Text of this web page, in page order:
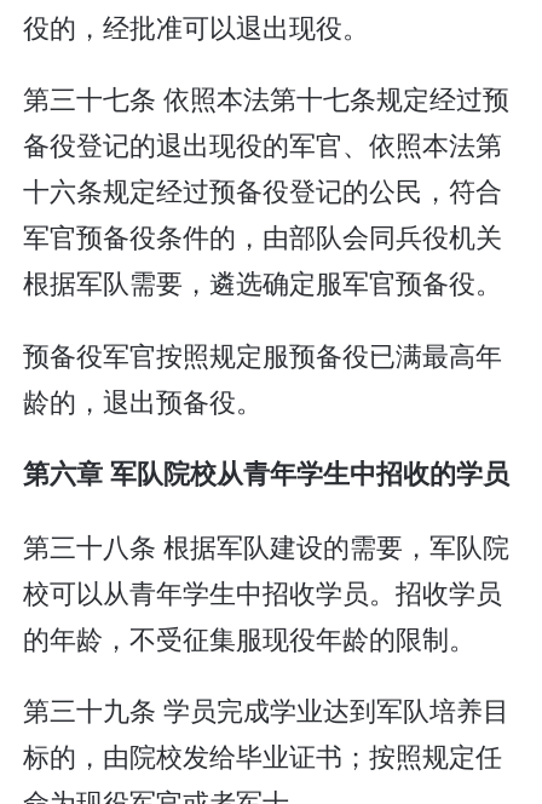
役的，经批准可以退出现役。
第三十七条 依照本法第十七条规定经过预
备役登记的退出现役的军官、依照本法第
十六条规定经过预备役登记的公民，符合
军官预备役条件的，由部队会同兵役机关
根据军队需要，遴选确定服军官预备役。
预备役军官按照规定服预备役已满最高年
龄的，退出预备役。
第六章 军队院校从青年学生中招收的学员
第三十八条 根据军队建设的需要，军队院
校可以从青年学生中招收学员。招收学员
的年龄，不受征集服现役年龄的限制。
第三十九条 学员完成学业达到军队培养目
标的，由院校发给毕业证书；按照规定任